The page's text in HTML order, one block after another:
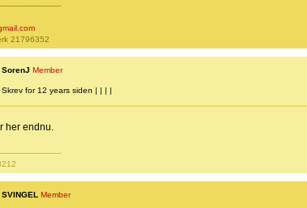
21796352
SorenJ Member
Skrev for 12 years siden | | | |
her endnu.
SVINGEL Member